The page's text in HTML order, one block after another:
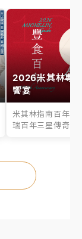
2026米其林專
饗宴
米其林指南百年之
瑞百年三星傳奇、